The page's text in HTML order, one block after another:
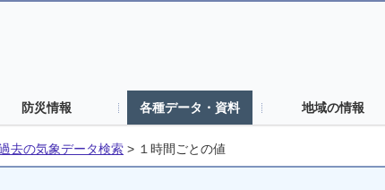
防災情報 各種データ・資料 地域の情報
去の気象データ検索 > １時間ごとの値